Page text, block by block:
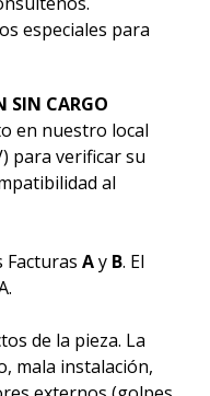
especiales para
SIN CARGO
en nuestro local
para verificar su
al
Facturas Ay B. El
de la pieza. La
mala instalación,